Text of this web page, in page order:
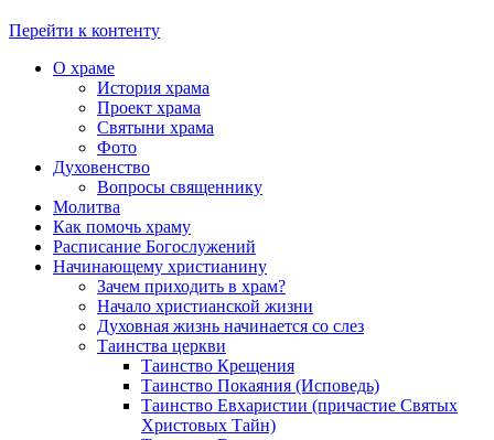
Перейти к контенту
О храме
История храма
Проект храма
Святыни храма
Фото
Духовенство
Вопросы священнику
Молитва
Как помочь храму
Расписание Богослужений
Начинающему христианину
Зачем приходить в храм?
Начало христианской жизни
Духовная жизнь начинается со слез
Таинства церкви
Таинство Крещения
Таинство Покаяния (Исповедь)
Таинство Евхаристии (причастие Святых
Христовых Тайн)